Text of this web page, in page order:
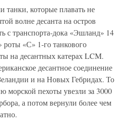
танки, которые плавать не
волне десанта на остров
с транспорта-дока «Эшланд» 14
«С» 1-го танкового
на десантных катерах LCM.
десантное соединение
и на Новых Гебридах. То
морской пехоты увезли за 3000
а потом вернули более чем